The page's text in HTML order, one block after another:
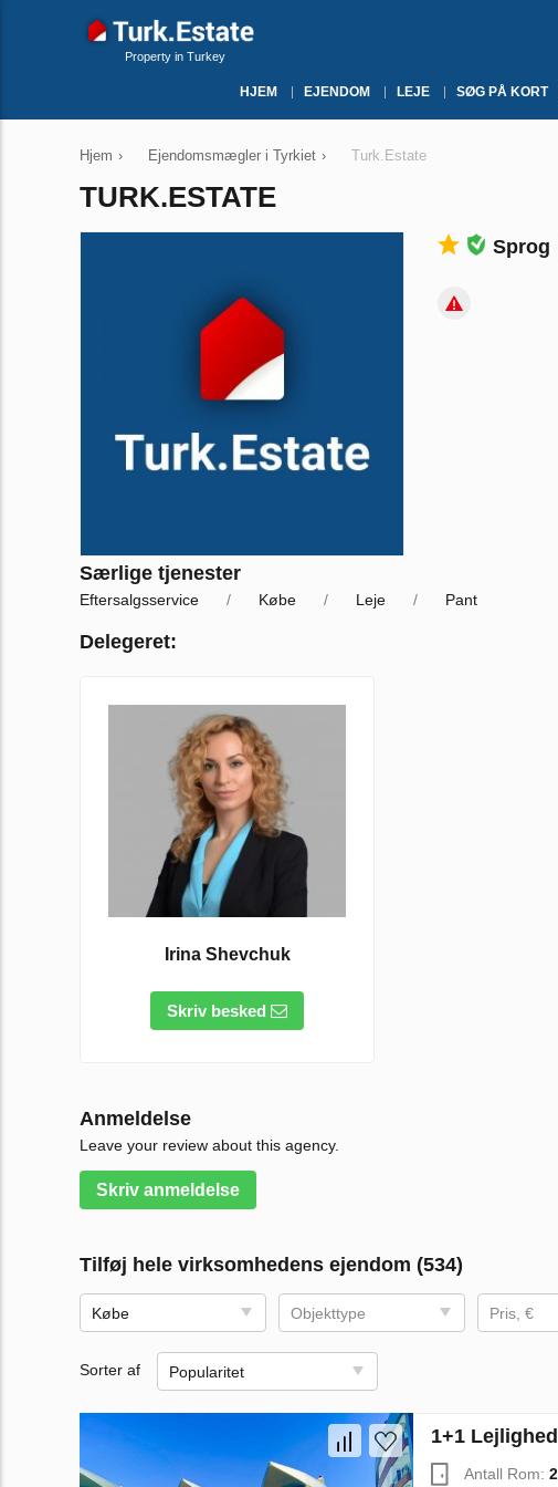
Property in Turkey
HJEM EJENDOM LEJE SØG PÅ KORT
Hjem › Ejendomsmægler i Tyrkiet › Turk.Estate
TURK.ESTATE
Sprog
Særlige tjenester
Eftersalgsservice Købe Leje Pant
Delegeret:
Irina Shevchuk
Skriv besked
Anmeldelse
Leave your review about this agency.
Skriv anmeldelse
Tilføj hele virksomhedens ejendom (534)
Købe Objekttype Pris, €
Sorter af Popularitet
1+1
Antall Rom: 2